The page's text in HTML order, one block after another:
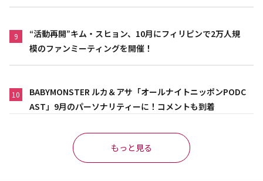
9
“活動再開”キム・スヒョン、10月にフィリピンで2万人規
模のファンミーティングを開催！
10
BABYMONSTER ルカ＆アサ「オールナイトニッポンPODC
AST」9月のパーソナリティーに！コメントも到着
もっと見る